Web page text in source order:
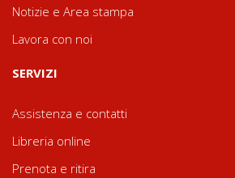
Notizie e Area stampa
Lavora con noi
SERVIZI
Assistenza e contatti
Libreria online
Prenota e ritira